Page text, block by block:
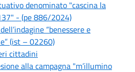
denominato "cascina la
- (pe 886/2024)
“benessere e
(ist – 02260)
cittadini
alla campagna "m’illumino